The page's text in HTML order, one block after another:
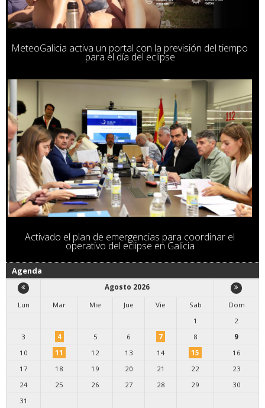
MeteoGalicia activa un portal con la previsión del tiempo
para el día del eclipse
Activado el plan de emergencias para coordinar el
operativo del eclipse en Galicia
Agenda
Agosto 2026
Lun
Mar Mie Jue Vie Sab
Dom
1
2
3
4 5 6 7 8
9
10
11 12 13 14 15
16
17
18 19 20 21 22
23
24
25 26 27 28 29
30
31